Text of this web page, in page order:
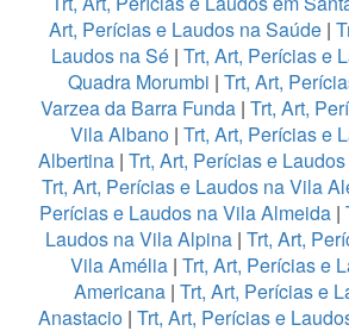
Art, Perícias e Laudos na Saúde |
Laudos na Sé | Trt, Art, Perícias e
Quadra Morumbi | Trt, Art,
Varzea da Barra Funda | Trt, Art,
Vila Albano| Trt, Art, Perícias e
Albertina | Trt, Art, Perícias e
Trt, Art, Perícias e Laudos na Vila
Perícias e Laudos na Vila Almeida |
Laudos na Vila Alpina | Trt, Art,
Vila Amélia | Trt, Art, Perícias e
Americana| Trt, Art, Perícias e
Anastacio | Trt, Art, Perícias e